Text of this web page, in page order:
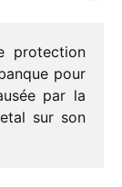
protec­tion
pour
par la
sur son